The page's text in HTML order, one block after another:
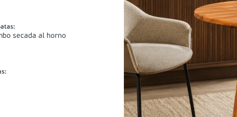
:
secada al horno
: